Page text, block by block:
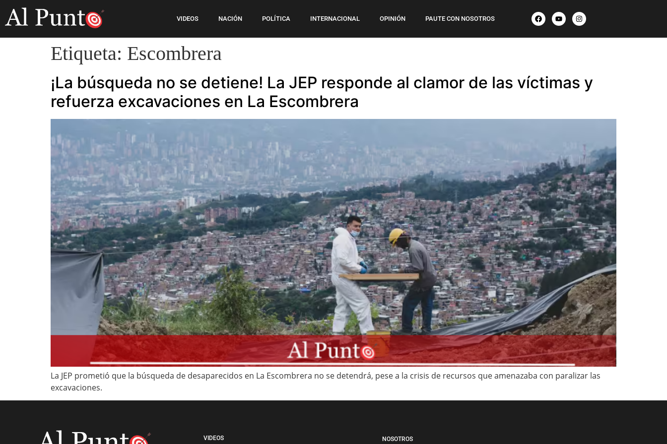
VIDEOS NACIÓN POLÍTICA INTERNACIONAL OPINIÓN PAUTE CON NOSOTROS
Etiqueta: Escombrera
¡La búsqueda no se detiene! La JEP responde al clamor de las víctimas y
refuerza excavaciones en La Escombrera
La JEP prometió que la búsqueda de desaparecidos en La Escombrera no se detendrá, pese a la crisis de recursos que amenazaba con paralizar las
excavaciones.
VIDEOS NOSOTROS